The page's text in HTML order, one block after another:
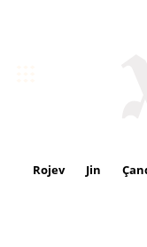
Rojev Jin